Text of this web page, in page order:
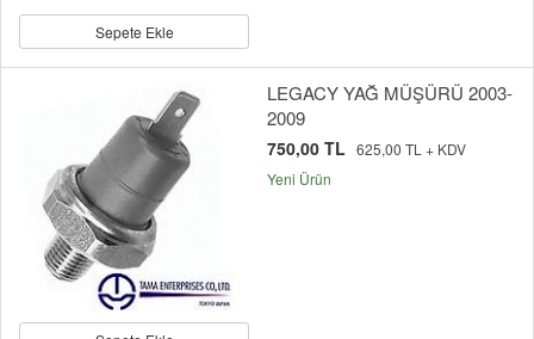
Sepete Ekle
LEGACY YAĞ MÜŞÜRÜ 2003-
2009
750,00 TL 625,00 TL + KDV
Yeni Ürün